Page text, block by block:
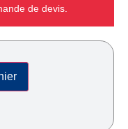
de devis.